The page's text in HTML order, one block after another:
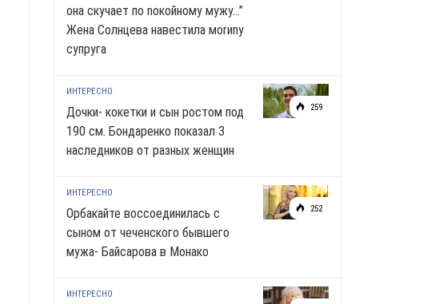
она скучает по noкoйномy мужу…”
Жена Солнцева навестила моrиnу
супруга
259
ИНТЕРЕСНО
Дочки- кокетки и сын ростом под
190 см. Бондаренко показал 3
наследников от разных женщин
252
ИНТЕРЕСНО
Орбакайте воссоединилась с
сыном от чеченского бывшего
мужа- Байсарова в Монако
ИНТЕРЕСНО